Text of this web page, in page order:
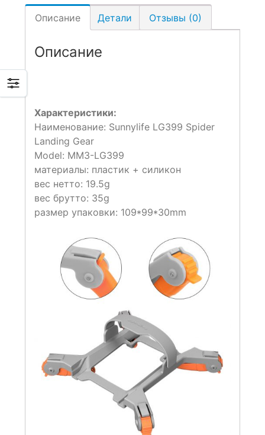
Описание Детали Отзывы (0)
Описание
Характеристики:
Наименование: Sunnylife LG399 Spider
Landing Gear
Model: MM3-LG399
материалы: пластик + силикон
вес нетто: 19.5g
вес брутто: 35g
размер упаковки: 109*99*30mm